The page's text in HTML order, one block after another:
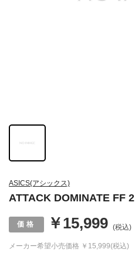
ASICS(アシックス)
ATTACK DOMINATE FF 2
メーカー希望小売価格 ￥15,999(税込)
￥15,999 (税込)